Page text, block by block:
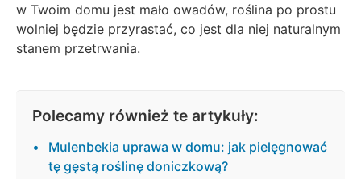
w Twoim domu jest mało owadów, roślina po prostu
wolniej będzie przyrastać, co jest dla niej naturalnym
stanem przetrwania.
Polecamy również te artykuły:
Mulenbekia uprawa w domu: jak pielęgnować
tę gęstą roślinę doniczkową?